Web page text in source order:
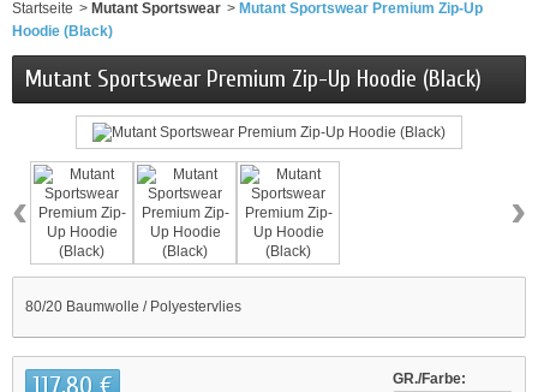
Startseite > Mutant Sportswear > Mutant Sportswear Premium Zip-Up
Hoodie (Black)
Mutant Sportswear Premium Zip-Up Hoodie (Black)
‹ ›
80/20 Baumwolle / Polyestervlies
GR./Farbe: